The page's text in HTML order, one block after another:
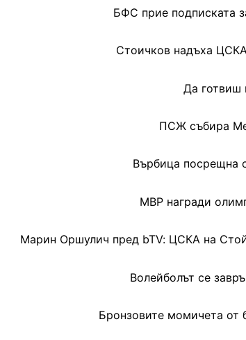
БФС прие подписката
Стоичков надъха
Да готвиш
ПСЖ събира
Върбица посрещна
МВР награди
Марин Оршулич пред bTV: ЦСКА на
Волейболът се
Бронзовите момичета от